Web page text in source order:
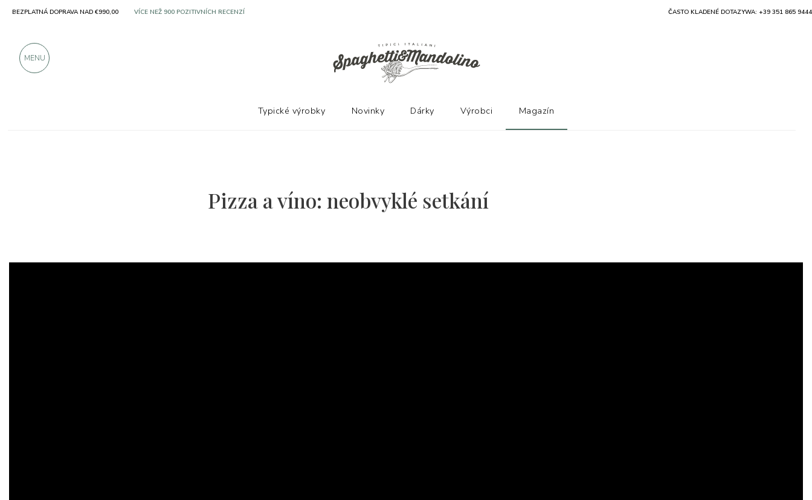
Pizza a víno: neobvyklé setkání
BEZPLATNÁ DOPRAVA NAD €990,00 SOLO PRODUKTY OD VYNIKAJÍCÍCH VÝROBCŮ ČASTO KLADENÉ DOTAZYWA: +39 351 865 9444
MENU
Typické výrobky Novinky Dárky Výrobci Magazín